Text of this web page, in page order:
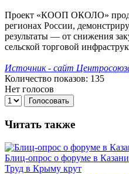
Проект «КООП ОКОЛО»
регионах России,
результаты — от снижения
сельской торговой
Источник - сайт
Количество показов: 135
Нет голосов
Голосовать
Читать также
Блиц-опрос о форуме в Казани
Труд в Крыму крут